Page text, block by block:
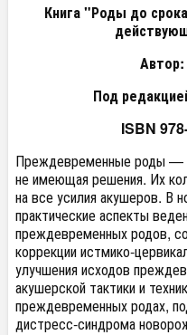
Книга "Роды до
Под
ISBN
Преждевременные роды —
не имеющая решения. Их
на все усилия акушеров. В
практические аспекты
преждевременных родов,
коррекции истмико-
улучшения исходов
акушерской тактики и
преждевременных родах,
дистресс-синдрома